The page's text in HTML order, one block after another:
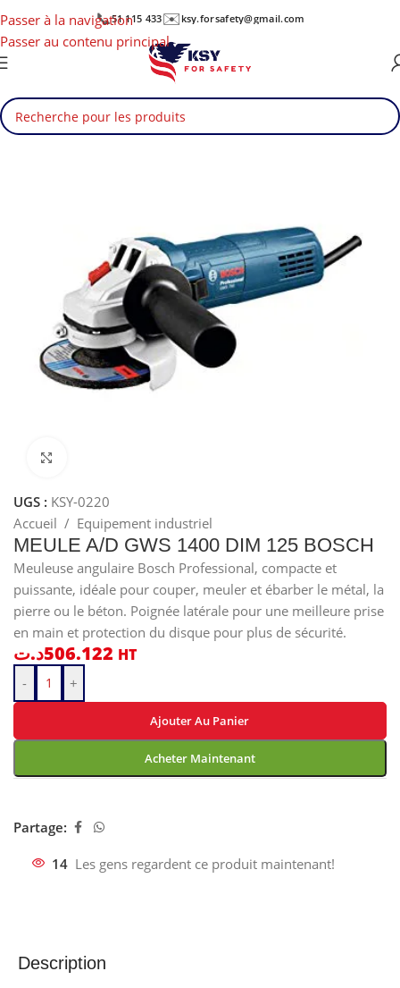
Passer à la navigation
Passer au contenu principal
📞51 115 433✉️ ksy.forsafety@gmail.com
UGS : KSY-0220
Accueil / Equipement industriel
MEULE A/D GWS 1400 DIM 125 BOSCH
Meuleuse angulaire Bosch Professional, compacte et
puissante, idéale pour couper, meuler et ébarber le métal, la
pierre ou le béton. Poignée latérale pour une meilleure prise
en main et protection du disque pour plus de sécurité.
506.122د.ت HT
- +
Ajouter Au Panier
Acheter Maintenant
Partage:
14 Les gens regardent ce produit maintenant!
Description